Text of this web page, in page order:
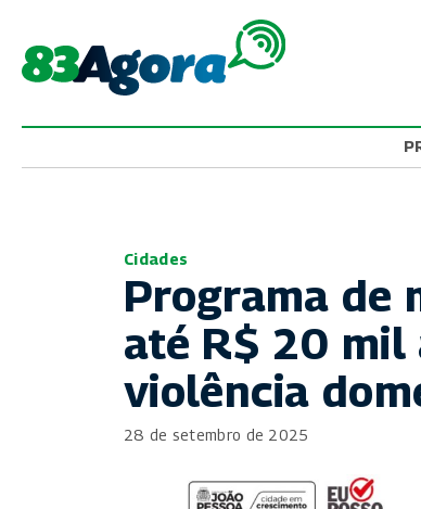
Cidades
Programa de
até R$ 20 mil
violência
28 de setembro de 2025